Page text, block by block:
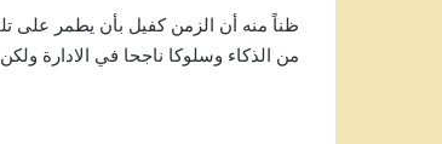
ظناً منه أن الزمن كفيل بأن يطمر على
من الذكاء وسلوكا ناجحا في الادارة